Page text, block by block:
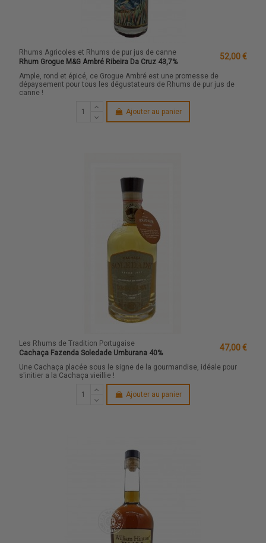
Rhums Agricoles et Rhums de pur jus de canne
Rhum Grogue M&G Ambré Ribeira Da Cruz 43,7%
52,00 €
Ample, rond et épicé, ce Grogue Ambré est une promesse de
dépaysement pour tous les dégustateurs de Rhums de pur jus de
canne !
Ajouter au panier
Les Rhums de Tradition Portugaise
Cachaça Fazenda Soledade Umburana 40%
47,00 €
Une Cachaça placée sous le signe de la gourmandise, idéale pour
s'initier a la Cachaça vieillie !
Ajouter au panier